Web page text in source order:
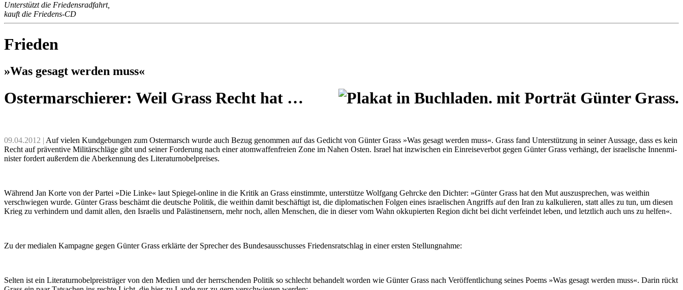
Unterstützt die Friedensradfahrt,
kauft die Friedens-CD
Frieden
»Was gesagt werden muss«
Ostermarschierer: Weil Grass Recht hat …
09.04.2012 | Auf vielen Kund­ge­bun­gen zum Oster­marsch wurde auch Bezug genom­men auf das Gedicht von Günter Grass »Was gesagt werden muss«. Grass fand Unter­stüt­zung in seiner Aus­sage, dass es kein
Recht auf prä­ven­ti­ve Mi­li­tär­schlä­ge gibt und seiner For­de­rung nach einer atom­waf­fen­freien Zone im Nahen Osten. Israel hat inzwi­schen ein Ein­rei­se­ver­bot gegen Günter Grass ver­hängt, der is­rae­li­sche Innen­mi­
nis­ter for­dert außer­dem die Ab­er­ken­nung des Lite­ra­tur­no­bel­prei­ses.
Während Jan Korte von der Partei »Die Linke« laut Spiegel-online in die Kritik an Grass einstimmte, unterstütze Wolfgang Gehrcke den Dichter: »Günter Grass hat den Mut auszusprechen, was weithin
verschwie­gen wurde. Günter Grass beschämt die deutsche Politik, die weithin damit beschäf­tigt ist, die diplo­ma­ti­schen Folgen eines israe­li­schen Angriffs auf den Iran zu kalku­lieren, statt alles zu tun, um diesen
Krieg zu verhindern und damit allen, den Israe­lis und Paläs­ti­nen­sern, mehr noch, allen Menschen, die in dieser vom Wahn okkupierten Region dicht bei dicht verfeindet leben, und letztlich auch uns zu helfen«.
Zu der medialen Kampagne gegen Günter Grass erklärte der Sprecher des Bundes­aus­schus­ses Friedens­rat­schlag in einer ersten Stellung­nahme:
Selten ist ein Lite­ra­tur­nobel­preis­träger von den Medien und der herr­schen­den Politik so schlecht behandelt worden wie Günter Grass nach Ver­öf­fent­li­chung seines Poems »Was gesagt werden muss«. Darin rückt